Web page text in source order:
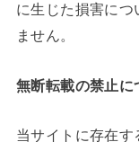
に生じた損害につ
ません。
無断転載の禁止に
当サイトに存在